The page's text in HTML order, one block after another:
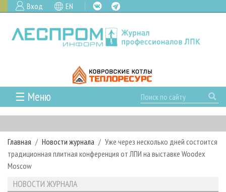
Вход EN
☰ Меню
ГЛАВНАЯ
РУБРИКИ И ТЕМЫ
РУБРИКИ ЖУРНАЛА
ЛЕСНОЕ ХОЗЯЙСТВО
ЛЕСОЗАГОТОВКА
НОВОСТИ
КАЛЕНДАРЬ СОБЫТИЙ
НОВОСТИ ЛПК
ПРОЕКТЫ ЛПИ
АНАЛИТИКА
АРХИВ
Главная Новости журнала
Уже через несколько дней состоится
традиционная плитная конференция от ЛПИ на выставке Woodex
Moscow
НОВОСТИ ЖУРНАЛА